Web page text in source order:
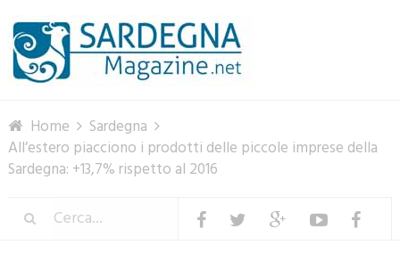
Home
Sardegna
All’estero piacciono i prodotti delle piccole imprese della
Sardegna: +13,7% rispetto al 2016